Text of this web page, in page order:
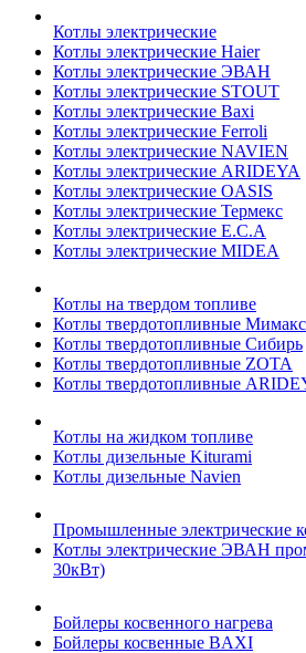
Котлы электрические
Котлы электрические Haier
Котлы электрические ЭВАН
Котлы электрические STOUT
Котлы электрические Baxi
Котлы электрические Ferroli
Котлы электрические NAVIEN
Котлы электрические ARIDEYA
Котлы электрические OASIS
Котлы электрические Термекс
Котлы электрические E.C.A
Котлы электрические MIDEA
Котлы на твердом топливе
Котлы твердотопливные Мимакс
Котлы твердотопливные Сибирь
Котлы твердотопливные ZOTA
Котлы твердотопливные
Котлы на жидком топливе
Котлы дизельные Kiturami
Котлы дизельные Navien
Промышленные электрические
Котлы электрические ЭВАН
30кВт)
Бойлеры косвенного нагрева
Бойлеры косвенные BAXI